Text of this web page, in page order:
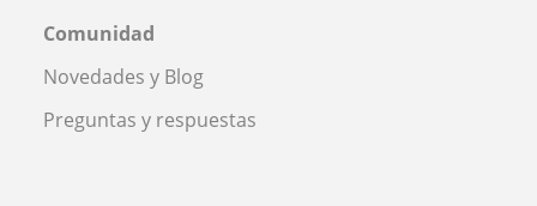
Comunidad
Novedades y Blog
Preguntas y respuestas